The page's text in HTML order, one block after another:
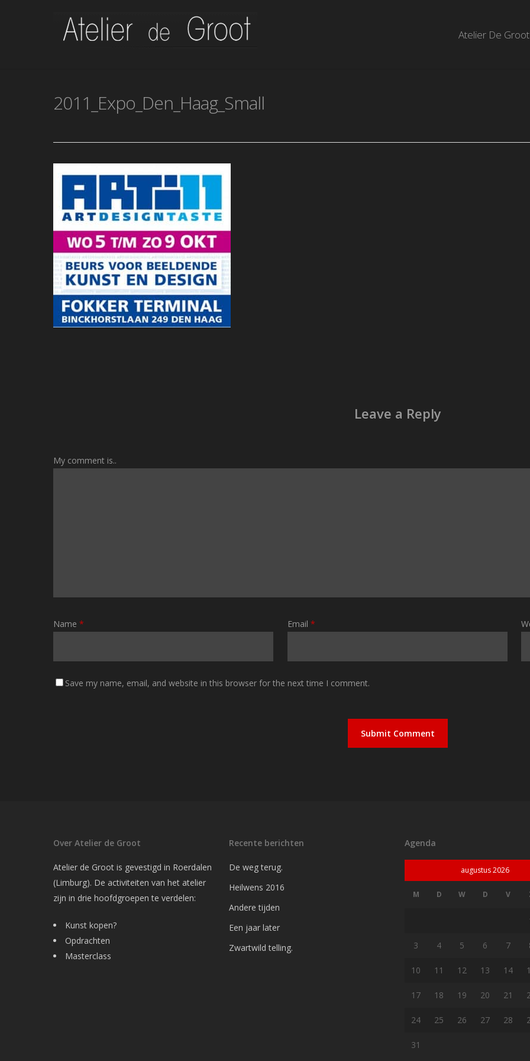
Atelier De Groot
2011_Expo_Den_Haag_Small
Leave a Reply
My comment is..
Name * Email *
Save my name, email, and website in this browser for the next time I comment.
Over Atelier de Groot
Atelier de Groot is gevestigd in Roerdalen
(Limburg). De activiteiten van het atelier
zijn in drie hoofdgroepen te verdelen:
Kunst kopen?
Opdrachten
Masterclass
Recente berichten
De weg terug.
Heilwens 2016
Andere tijden
Een jaar later
Zwartwild telling.
Agenda
augustus 2026
M D W D V
3 4 5 6 7
10 11 12 13 14
17 18 19 20 21
24 25 26 27 28
31